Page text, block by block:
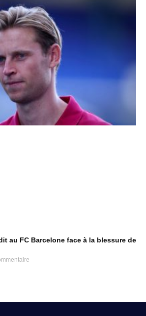
au FC Barcelone face à la blessure de